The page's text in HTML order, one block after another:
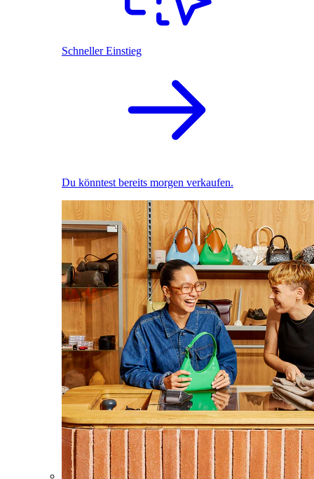
Schneller Einstieg
Du könntest bereits morgen verkaufen.